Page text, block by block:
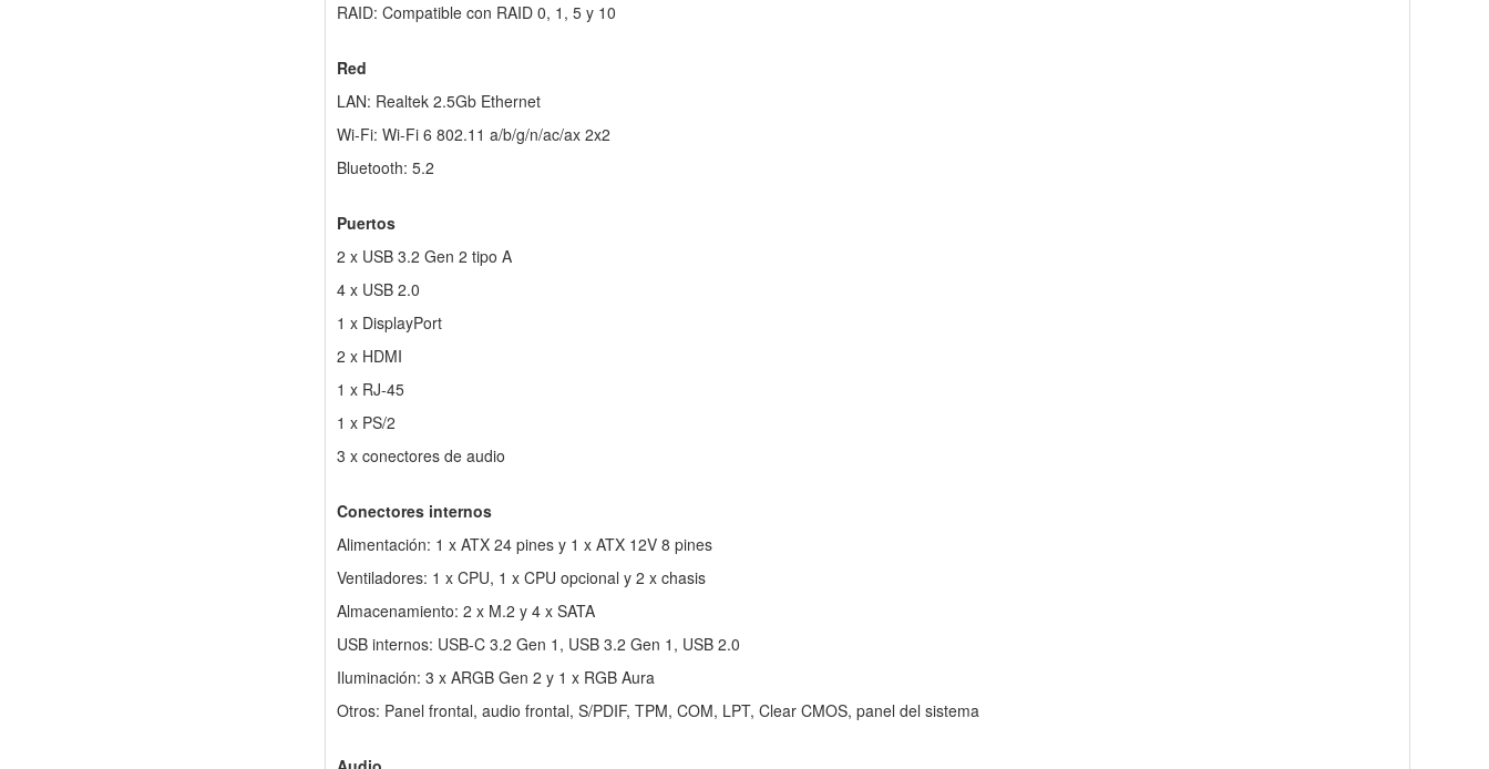
RAID: Compatible con RAID 0, 1, 5 y 10
Red
LAN: Realtek 2.5Gb Ethernet
Wi-Fi: Wi-Fi 6 802.11 a/b/g/n/ac/ax 2x2
Bluetooth: 5.2
Puertos
2 x USB 3.2 Gen 2 tipo A
4 x USB 2.0
1 x DisplayPort
2 x HDMI
1 x RJ-45
1 x PS/2
3 x conectores de audio
Conectores internos
Alimentación: 1 x ATX 24 pines y 1 x ATX 12V 8 pines
Ventiladores: 1 x CPU, 1 x CPU opcional y 2 x chasis
Almacenamiento: 2 x M.2 y 4 x SATA
USB internos: USB-C 3.2 Gen 1, USB 3.2 Gen 1, USB 2.0
Iluminación: 3 x ARGB Gen 2 y 1 x RGB Aura
Otros: Panel frontal, audio frontal, S/PDIF, TPM, COM, LPT, Clear CMOS, panel del sistema